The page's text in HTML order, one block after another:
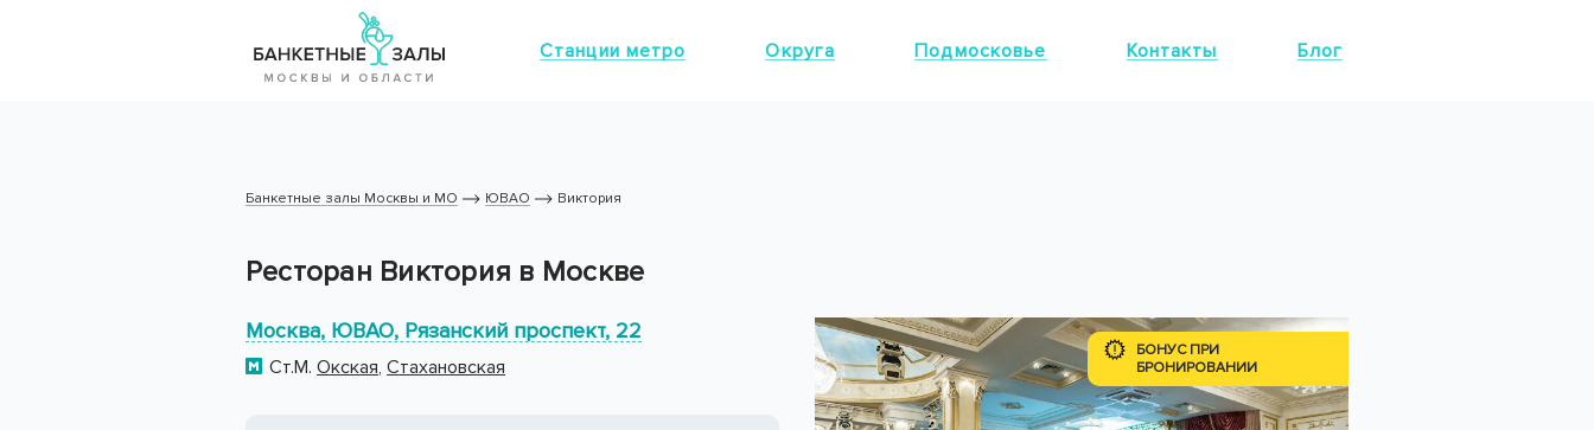
Станции метро Округа Подмосковье Контакты Блог
Банкетные залы Москвы и МО ЮВАО Виктория
Ресторан Виктория в Москве
Москва, ЮВАО, Рязанский проспект, 22
Ст.М. Окская, Стахановская
БОНУС ПРИ
БРОНИРОВАНИИ